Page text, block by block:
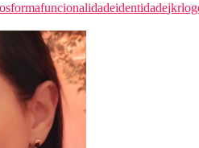
formafuncionalidadeidentidadejkr